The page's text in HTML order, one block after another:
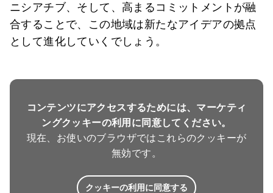
ニシアチブ、そして、高まるコミットメントが融
合することで、この地域は新たなアイデアの拠点
として進化していくでしょう。
コンテンツにアクセスするためには、マーケティ
ングクッキーの利用に同意してください。
現在、お使いのブラウザではこれらのクッキーが
無効です。
クッキーの利用に同意する